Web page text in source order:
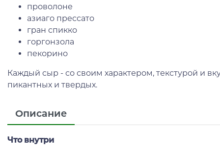
проволоне
азиаго прессато
гран спикко
горгонзола
пекорино
Каждый сыр - со своим характером, текстурой и
пикантных и твердых.
Описание
Что внутри